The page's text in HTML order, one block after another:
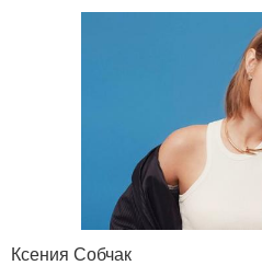
Ксения Собчак